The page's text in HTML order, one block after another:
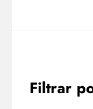
Filtrar